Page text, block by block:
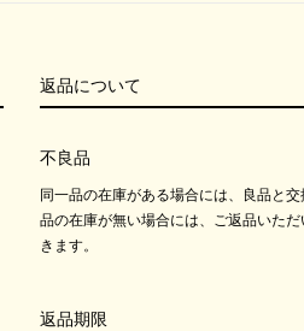
返品について
不良品
同一品の在庫がある場合には、良品と
品の在庫が無い場合には、ご返品いた
きます。
返品期限